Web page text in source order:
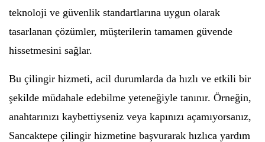
teknoloji ve güvenlik standartlarına uygun olarak
tasarlanan çözümler, müşterilerin tamamen güvende
hissetmesini sağlar.
Bu çilingir hizmeti, acil durumlarda da hızlı ve etkili bir
şekilde müdahale edebilme yeteneğiyle tanınır. Örneğin,
anahtarınızı kaybettiyseniz veya kapınızı açamıyorsanız,
Sancaktepe çilingir hizmetine başvurarak hızlıca yardım